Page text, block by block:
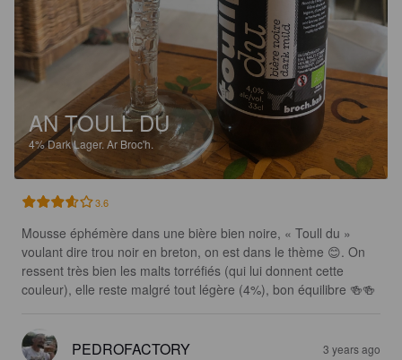
AN TOULL DU
4%Dark Lager. Ar Broc'h.
3.6
Mousse éphémère dans une bière bien noire, « Toull du »
voulant dire trou noir en breton, on est dans le thème 😊. On
ressent très bien les malts torréfiés (qui lui donnent cette
couleur), elle reste malgré tout légère (4%), bon équilibre 🍻🍻
PEDROFACTORY 3 years ago